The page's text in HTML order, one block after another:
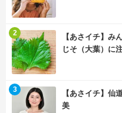
【あさイチ】み
じそ（大葉）に
2
【あさイチ】
美
3